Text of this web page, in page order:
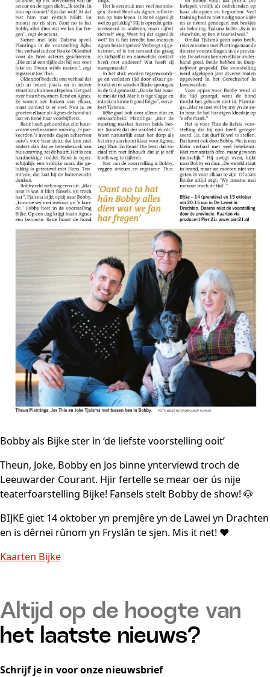
Bobby als Bijke ster in ‘de liefste voorstelling ooit’
Theun, Joke, Bobby en Jos binne ynterviewd troch de
Leeuwarder Courant. Hjir fertelle se mear oer ús nije
teaterfoarstelling Bijke! Fansels stelt Bobby de show! 🐶
BIJKE giet 14 oktober yn premjêre yn de Lawei yn Drachten
en is dêrnei rûnom yn Fryslân te sjen. Mis it net! ❤️
Kaarten Bijke
Altijd op de hoogte van
het laatste nieuws?
Schrijf je in voor onze nieuwsbrief